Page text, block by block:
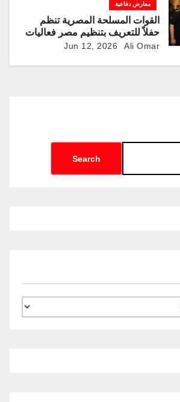
معارض دفاعية
القوات المسلحة المصرية تنظم
حفلاً للتعريف بتنظيم مصر فعاليات
النسخة الثانية من معرض العلمين
2026”
Jun 12, 2026 Ali Omar
Search